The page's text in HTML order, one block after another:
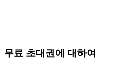
무료 초대권에 대하여